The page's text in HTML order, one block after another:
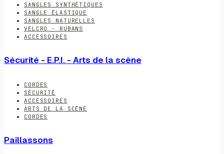
SANGLES SYNTHÉTIQUES
SANGLE ÉLASTIQUE
SANGLES NATURELLES
VELCRO - RUBANS
ACCESSOIRES
Sécurité - E.P.I. - Arts de la scène
CORDES
SÉCURITÉ
ACCESSOIRES
ARTS DE LA SCÈNE
CORDES
Paillassons